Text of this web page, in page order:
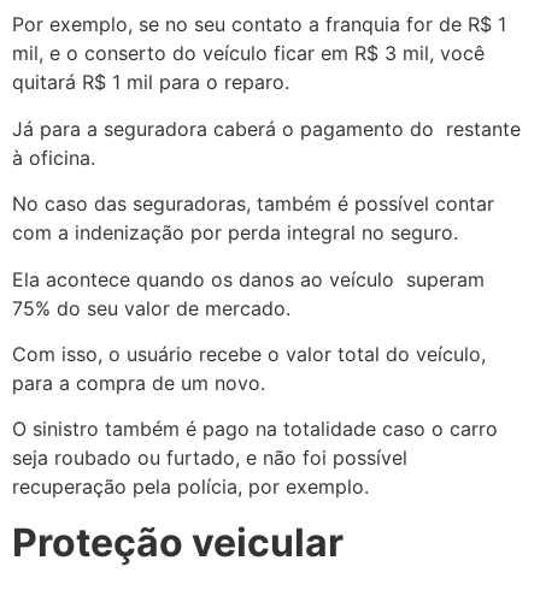
Por exemplo, se no seu contato a franquia for de R$ 1
mil, e o conserto do veículo ficar em R$ 3 mil, você
quitará R$ 1 mil para o reparo.
Já para a seguradora caberá o pagamento do restante
à oficina.
No caso das seguradoras, também é possível contar
com a indenização por perda integral no seguro.
Ela acontece quando os danos ao veículo superam
75% do seu valor de mercado.
Com isso, o usuário recebe o valor total do veículo,
para a compra de um novo.
O sinistro também é pago na totalidade caso o carro
seja roubado ou furtado, e não foi possível
recuperação pela polícia, por exemplo.
Proteção veicular